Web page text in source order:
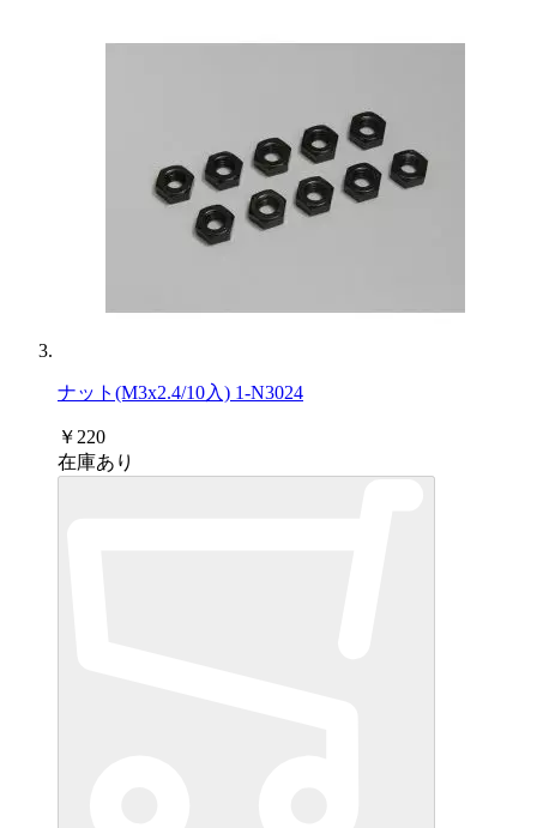
ナット(M3x2.4/10入) 1-N3024
￥220
在庫あり